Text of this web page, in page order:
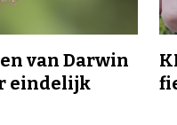
van Darwin
eindelijk